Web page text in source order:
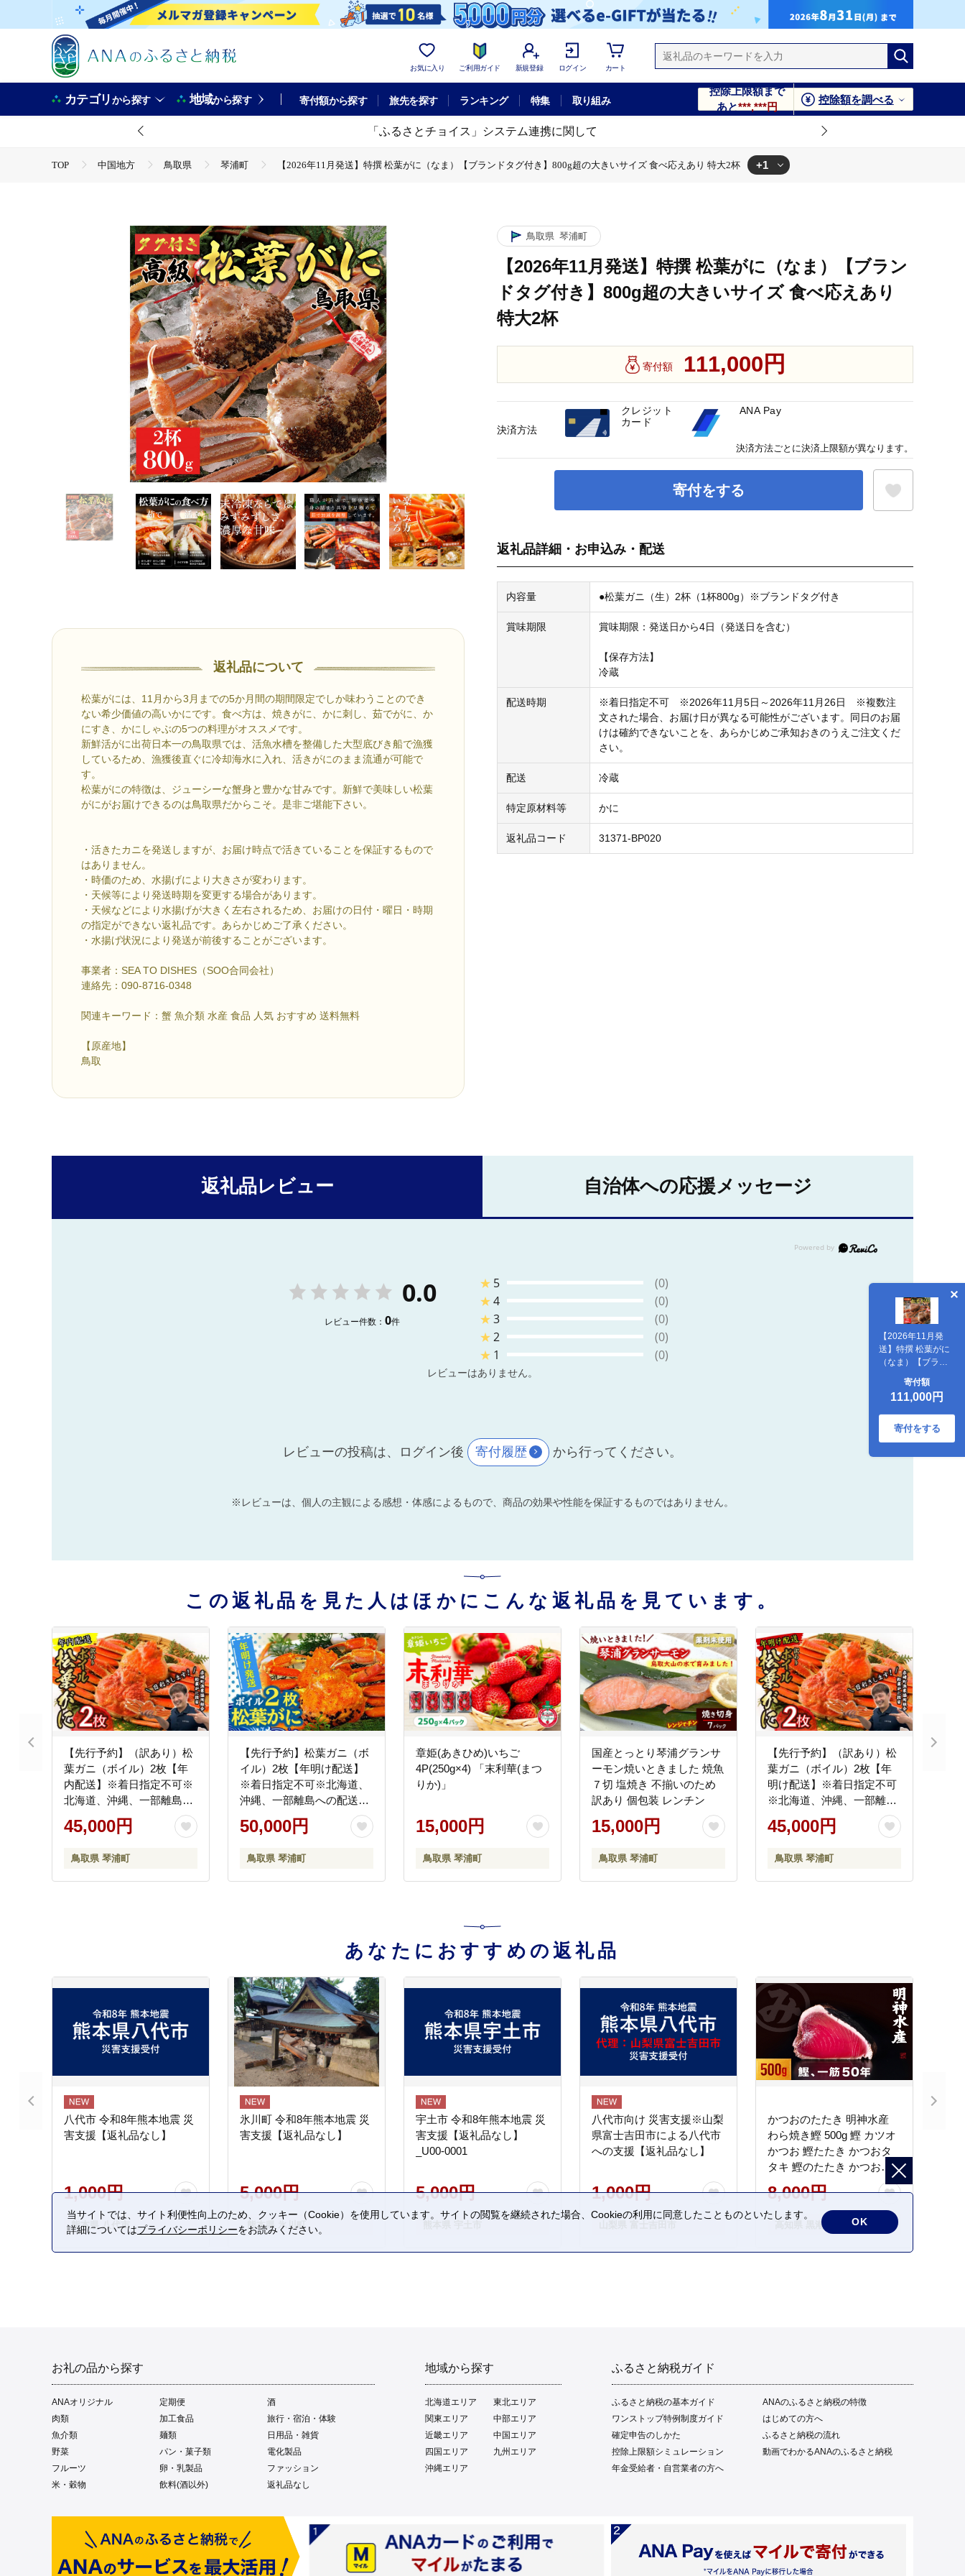
お気に入り ご利用ガイド 新規登録 ログイン カート
カテゴリから探す 地域から探す 寄付額から探す 旅先を探す ランキング 特集 取り組み
控除上限額まで
あと***,***円
控除額を調べる
「ふるさとチョイス」システム連携に関して
TOP 中国地方 鳥取県 琴浦町 【2026年11月発送】特撰 松葉がに（なま）【ブランドタグ付き】800g超の大きいサイズ 食べ応えあり 特大2杯 +1
返礼品について
松葉がには、11月から3月までの5か月間の期間限定でしか味わうことのでき
ない希少価値の高いかにです。食べ方は、焼きがに、かに刺し、茹でがに、か
にすき、かにしゃぶの5つの料理がオススメです。
新鮮活がに出荷日本一の鳥取県では、活魚水槽を整備した大型底びき船で漁獲
しているため、漁獲後直ぐに冷却海水に入れ、活きがにのまま流通が可能で
す。
松葉がにの特徴は、ジューシーな蟹身と豊かな甘みです。新鮮で美味しい松葉
がにがお届けできるのは鳥取県だからこそ。是非ご堪能下さい。
・活きたカニを発送しますが、お届け時点で活きていることを保証するもので
はありません。
・時価のため、水揚げにより大きさが変わります。
・天候等により発送時期を変更する場合があります。
・天候などにより水揚げが大きく左右されるため、お届けの日付・曜日・時期
の指定ができない返礼品です。あらかじめご了承ください。
・水揚げ状況により発送が前後することがございます。
事業者：SEA TO DISHES（SOO合同会社）
連絡先：090-8716-0348
関連キーワード：蟹 魚介類 水産 食品 人気 おすすめ 送料無料
【原産地】
鳥取
鳥取県 琴浦町
【2026年11月発送】特撰 松葉がに（なま）【ブラン
ドタグ付き】800g超の大きいサイズ 食べ応えあり
特大2杯
寄付額 111,000円
寄付をする
【2026年11月発
送】特撰 松葉がに
（なま）【ブラン
ドタグ付き】800g
超の大きいサイズ
食べ応えあり 特大2
杯
寄付額
111,000円
寄付をする
返礼品詳細・お申込み・配送
内容量 ●松葉ガニ（生）2杯（1杯800g）※ブランドタグ付き
賞味期限 賞味期限：発送日から4日（発送日を含む）
【保存方法】
冷蔵
配送時期
※着日指定不可 ※2026年11月5日～2026年11月26日 ※複数注
文された場合、お届け日が異なる可能性がございます。同日のお届
けは確約できないことを、あらかじめご承知おきのうえご注文くだ
さい。
配送 冷蔵
特定原材料等 かに
返礼品コード 31371-BP020
決済方法
クレジット
カード
ANA Pay
決済方法ごとに決済上限額が異なります。
返礼品レビュー 自治体への応援メッセージ
0.0
レビュー件数： 0件
★ 5
(0)
★4
(0)
★3
(0)
★2
(0)
★ 1 (0)
レビューはありません。
レビューの投稿は、ログイン後 寄付履歴 から行ってください。
※レビューは、個人の主観による感想・体感によるもので、商品の効果や性能を保証するものではありません。
この返礼品を見た人はほかにこんな返礼品を見ています。
【先行予約】（訳あり）松
葉ガニ（ボイル）2枚【年
内配送】※着日指定不可※
北海道、沖縄、一部離島へ
の配送不可《ずわいがに
かに カニ 蟹》
45,000円
鳥取県 琴浦町
【先行予約】松葉ガニ（ボ
イル）2枚【年明け配送】
※着日指定不可※北海道、
沖縄、一部離島への配送不
可《ずわいがに かに カ
ニ 蟹 正体》
50,000円
鳥取県 琴浦町
章姫(あきひめ)いちご
4P(250g×4) 「末利華(まつ
りか)」
15,000円
鳥取県 琴浦町
国産とっとり琴浦グランサ
ーモン焼いときました 焼魚
７切 塩焼き 不揃いのため
訳あり 個包装 レンチン
15,000円
鳥取県 琴浦町
【先行予約】（訳あり）松
葉ガニ（ボイル）2枚【年
明け配送】※着日指定不可
※北海道、沖縄、一部離島
への配送不可《ずわいが
に かに カニ 蟹》
45,000円
鳥取県 琴浦町
あなたにおすすめの返礼品
八代市 令和8年熊本地震 災
害支援【返礼品なし】
1,000円
熊本県 八代市
氷川町 令和8年熊本地震 災
害支援【返礼品なし】
5,000円
熊本県 氷川町
宇土市 令和8年熊本地震 災
害支援【返礼品なし】
_U00-0001
5,000円
八代市向け 災害支援※山梨
県富士吉田市による八代市
への支援【返礼品なし】
1,000円
かつおのたたき 明神水産
わら焼き鰹 500g 鰹 カツオ
かつお 鰹たたき かつおタ
タキ 鰹のたたき かつおの
タタキ 藁焼き わら焼き 魚
さかな 海鮮 刺身 お刺身 冷
凍 ご家庭用 グルメ 特産品
ご当地 本場 高知 黒潮町 ギ
8,000円
高知県 黒潮町
お礼の品から探す
ANAオリジナル 定期便
酒
肉類
加工食品
旅行・宿泊・体験
魚介類
麺類
日用品・雑貨
野菜
パン・菓子類
電化製品
フルーツ
卵・乳製品
ファッション
米・穀物
飲料(酒以外) 返礼品なし
地域から探す
北海道エリア
東北エリア
関東エリア
中部エリア
近畿エリア
中国エリア
四国エリア
九州エリア
沖縄エリア
ふるさと納税ガイド
ふるさと納税の基本ガイド
ANAのふるさと納税の特徴
ワンストップ特例制度ガイド
はじめての方へ
確定申告のしかた
ふるさと納税の流れ
控除上限額シミュレーション
動画でわかるANAのふるさと納税
年金受給者・自営業者の方へ
当サイトでは、サイト利便性向上のため、クッキー（Cookie）を使用しています。サイトの閲覧を継続された場合、Cookieの利用に同意したことものといたします。
詳細についてはプライバシーポリシーをお読みください。
OK